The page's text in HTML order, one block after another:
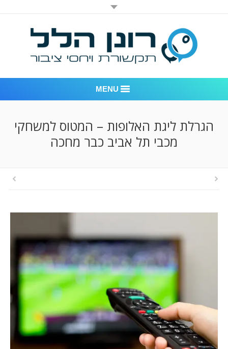
MENU
אודות החברה
ניהול מוניטין
צור קשר
הגרלת ליגת האלופות – המטוס למשחקי
מכבי תל אביב כבר מחכה